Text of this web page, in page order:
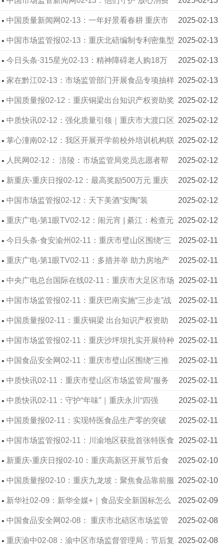
2025-02-13
中国质量新闻网02-13：一年好景看春耕 重庆市
涪陵区市场监管局开展农资市场整治专项执法 2025-02-13
中国市场监管报02-13：重庆北碚编制专利密集型
产业目录项目报告 2025-02-13
今日头条·315星光02-13：精神障碍老人购18万
元产品，重庆北碚找准维权突破点 2025-02-13
家在黔江02-13：市场监管部门开展食品专项抽样
行动 2025-02-12
中国质量报02-12：重庆铜梁出台知识产权资助奖
励办法 2025-02-12
中质快讯02-12：强化质量引领｜重庆市大渡口区
打造重庆小面产业集群 2025-02-12
掌心潼南02-12：我区开展开学前校外培训机构联
合检查行动 2025-02-12
人民网02-12： 涪陵：市场监管局党员志愿者帮
助农户收砍青菜头 2025-02-12
新重庆-重庆日报02-12：最高奖励500万元 重庆
高新区出台措施推动制造业高质量发展 2025-02-12
中国市场监管报02-12：天下美酒“安陶”装
2025-02-12
重庆广电-第1眼TV02-12：闹元宵 | 綦江：检查元
宵食品市场 守护舌尖上的安全 2025-02-11
今日头条·食安渝州02-11：重庆市璧山区围绕“三
推动三破解”有效提升食品安全治理质效 2025-02-11
重庆广电-第1眼TV02-11：多措并举 助力房地产
与建筑业企稳回升 2025-02-11
中央广电总台国际在线02-11：重庆市大足区市场
监管局贴心助企获赠锦旗 2025-02-11
中国市场监管报02-11：重庆巴南实施“三步走”战
略培育个体工商户 2025-02-11
中国质量报02-11：重庆铜梁 出台知识产权资助
奖励办法 2025-02-11
中国市场监管报02-11：重庆沙坪坝扎实开展特种
设备安全检查行动 2025-02-11
中国食品安全网02-11：重庆市璧山区围绕“三推
动三破解”有效提升食品安全治理质效 2025-02-11
中质快讯02-11：重庆市璧山区市场监管局“服务
+指导”助力巴蜀中学食堂顺利供餐 2025-02-11
中质快讯02-11：守护“年味”｜重庆永川“四强
化”织密春节食品安全网 2025-02-11
中国质量报02-11：实现特医食品生产零的突破
重庆荣昌区市场监管局助力华森公司获得川渝地区
首张特医食品注册证书
2025-02-11
中国市场监管报02-11：川渝地区获批首张特医食
品注册证书 2025-02-10
新重庆-重庆日报02-10：重庆高新区开展节后食
品安全专项检查 2025-02-10
中国质量报02-10：重庆九龙坡：聚焦食品靠前服
务 传统产业焕发新生 2025-02-09
新华社02-09：新华全媒+｜食品安全新国标怎么
解读 请您查收 2025-02-08
中国食品安全网02-08： 重庆市北碚区市场监管
局“监管+”助推食品添加剂新标准施行 2025-02-08
重庆渝中02-08：渝中区市场监督管理局：节后复